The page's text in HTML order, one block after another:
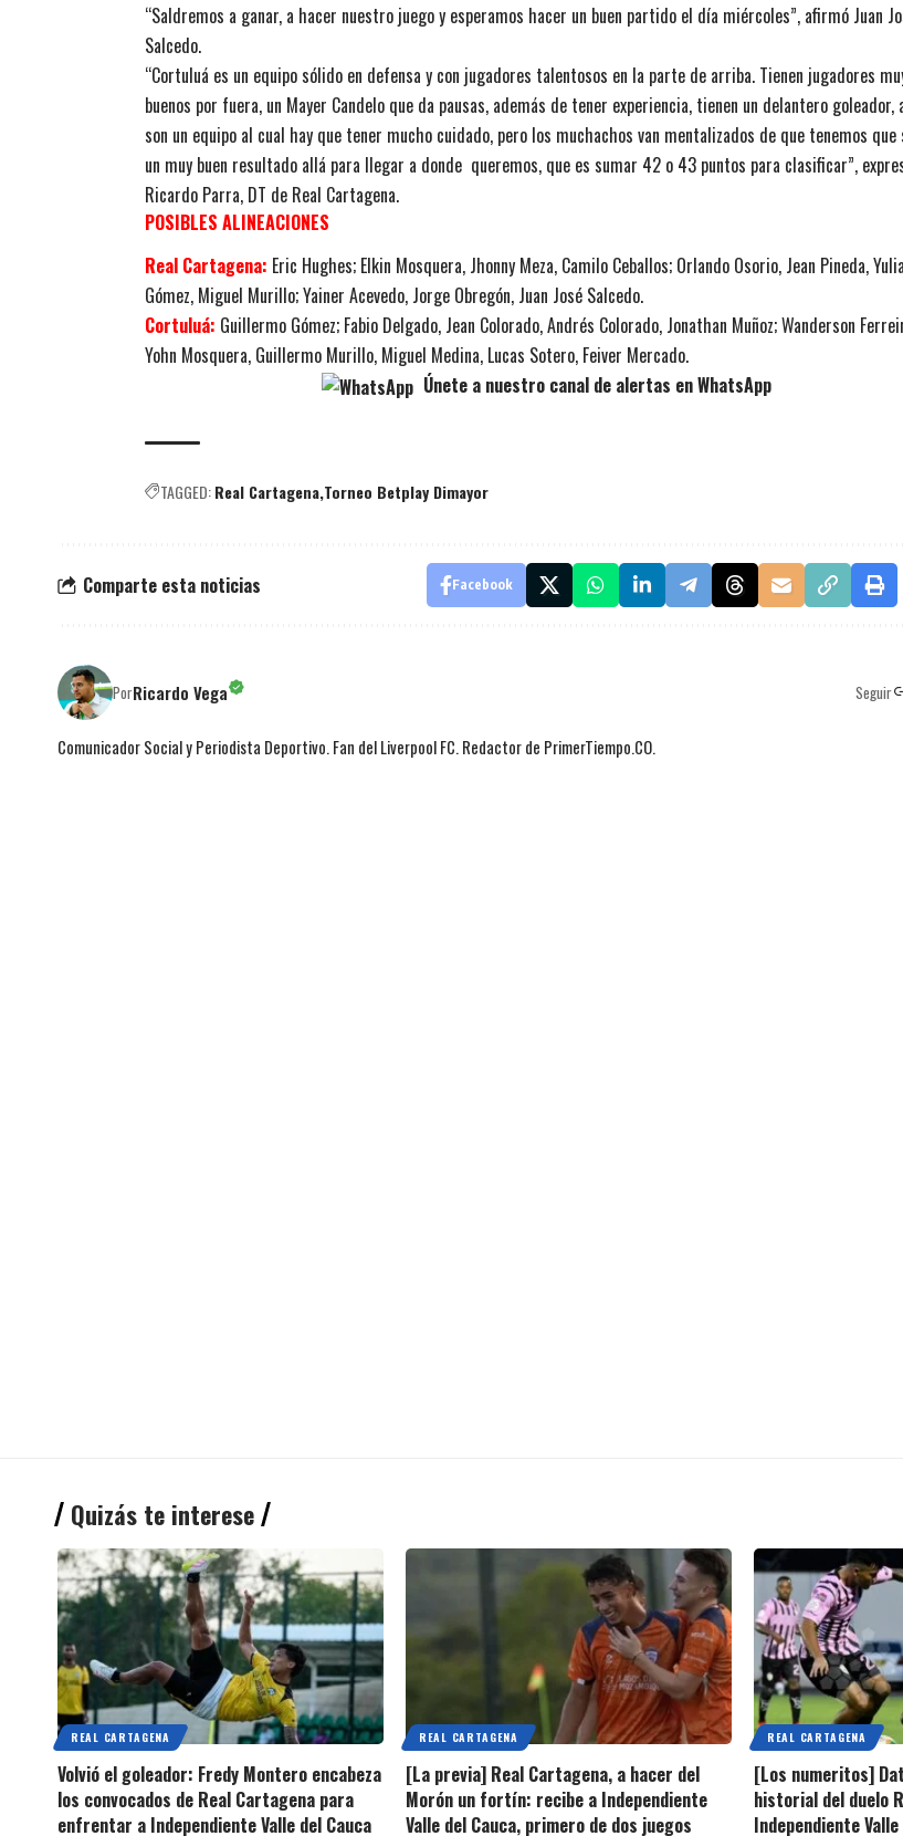
“Saldremos a ganar, a hacer nuestro juego y esperamos hacer un buen partido el día miércoles”, afirmó Juan
Salcedo.
“Cortuluá es un equipo sólido en defensa y con jugadores talentosos en la parte de arriba. Tienen jugadores
buenos por fuera, un Mayer Candelo que da pausas, además de tener experiencia, tienen un delantero goleador,
son un equipo al cual hay que tener mucho cuidado, pero los muchachos van mentalizados de que tenemos que
un muy buen resultado allá para llegar a donde queremos, que es sumar 42 o 43 puntos para clasificar”,
Ricardo Parra, DT de Real Cartagena.
POSIBLES ALINEACIONES
Real Cartagena: Eric Hughes; Elkin Mosquera, Jhonny Meza, Camilo Ceballos; Orlando Osorio, Jean Pineda,
Gómez, Miguel Murillo; Yainer Acevedo, Jorge Obregón, Juan José Salcedo.
Cortuluá: Guillermo Gómez; Fabio Delgado, Jean Colorado, Andrés Colorado, Jonathan Muñoz; Wanderson
Yohn Mosquera, Guillermo Murillo, Miguel Medina, Lucas Sotero, Feiver Mercado.
Únete a nuestro canal de alertas en WhatsApp
TAGGED:Real Cartagena Torneo Betplay Dimayor
Comparte esta noticias Facebook
PorRicardo Vega Seguir
Comunicador Social y Periodista Deportivo. Fan del Liverpool FC. Redactor de PrimerTiempo.CO.
Quizás te interese
REAL CARTAGENA
Volvió el goleador: Fredy Montero encabeza
los convocados de Real Cartagena para
enfrentar a Independiente Valle del Cauca
REAL CARTAGENA
[La previa] Real Cartagena, a hacer del
Morón un fortín: recibe a Independiente
Valle del Cauca, primero de dos juegos
REAL CARTAGENA
[Los numeritos]
historial del duelo
Independiente